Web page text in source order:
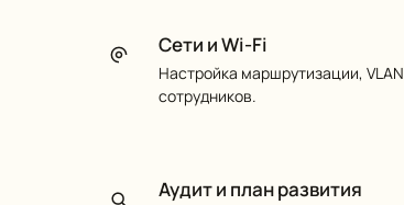
Сети и Wi-Fi
Настройка маршрутизации,
сотрудников.
Аудит и план развития